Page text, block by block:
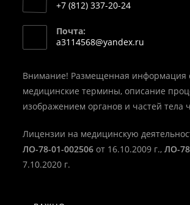
+7 (812) 337-20-24
в
вашем
Почта:
a3114568@yandex.ru
Внимание! Размещенная информация
медицинские термины, описание
изображением органов и частей тела
Лицензии на медицинскую
ЛО-78-01-002506 от 16.10.2009 г.,ЛО-
7.10.2020 г.